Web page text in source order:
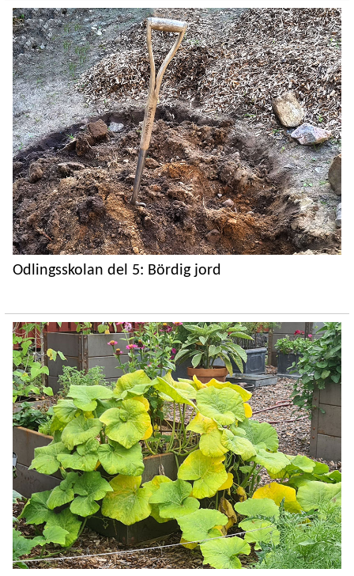
Odlingsskolan del 5: Bördig jord